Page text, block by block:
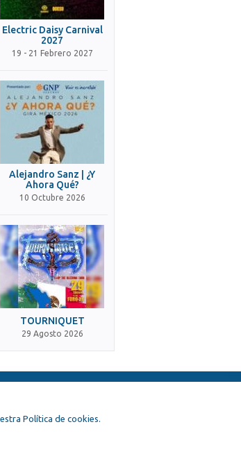
Electric Daisy Carnival
2027
19 - 21 Febrero 2027
Alejandro Sanz | ¿Y
Ahora Qué?
10 Octubre 2026
TOURNIQUET
29 Agosto 2026
Política de cookies.